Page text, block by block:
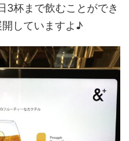
3杯まで飲むことができ
していますよ♪